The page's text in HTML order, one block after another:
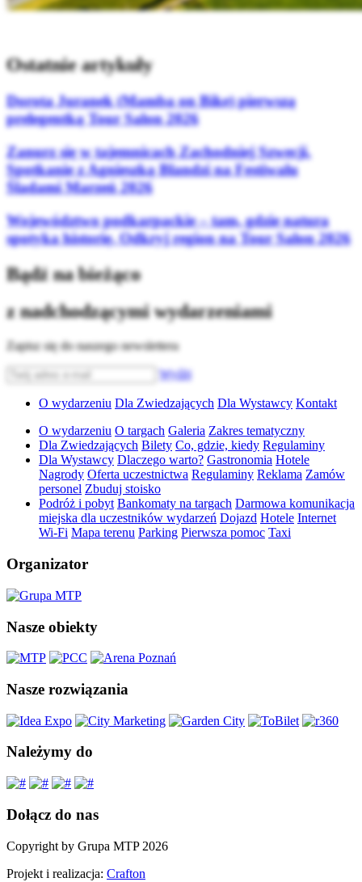
Ostatnie artykuły
Dorota Juranek (Mamba on Bike) pierwszą
prelegentką Tour Salon 2026
Zanurz się w tajemnicach Zachodniej Szwecji.
Spotkanie z Agnieszką Blandzi na Festiwalu
Śladami Marzeń 2026
Województwo podkarpackie – tam, gdzie natura
spotyka historię. Odkryj region na Tour Salon 2026
Bądź na bieżąco
z nadchodzącymi wydarzeniami
Zapisz się do naszego newslettera
Wyślij
O wydarzeniu Dla Zwiedzających Dla Wystawcy Kontakt
O wydarzeniu O targach Galeria Zakres tematyczny
Dla Zwiedzających Bilety Co, gdzie, kiedy Regulaminy
Dla Wystawcy Dlaczego warto? Gastronomia Hotele
Nagrody Oferta uczestnictwa Regulaminy Reklama Zamów
personel Zbuduj stoisko
Podróż i pobyt Bankomaty na targach Darmowa komunikacja
miejska dla uczestników wydarzeń Dojazd Hotele Internet
Wi-Fi Mapa terenu Parking Pierwsza pomoc Taxi
Organizator
Nasze obiekty
Nasze rozwiązania
Należymy do
Dołącz do nas
Copyright by Grupa MTP 2026
Projekt i realizacja: Crafton